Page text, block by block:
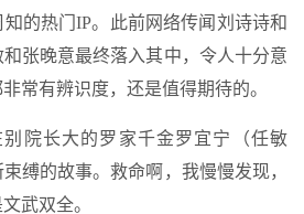
的热门IP。此前网络传闻刘诗诗和
张晚意最终落入其中，令人十分意
常有辨识度，还是值得期待的。
院长大的罗家千金罗宜宁（任敏
缚的故事。救命啊，我慢慢发现，
武双全。